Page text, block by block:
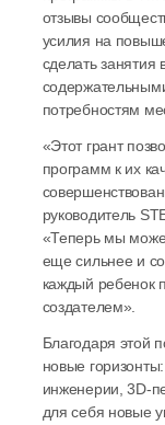
отзывы
усилия на
сделать
потребностям
«Этот грант
программ к их
руководитель
«Теперь мы
еще сильнее и
каждый ребенок
создателем».
Благодаря этой
новые
инженерии, 3D-
для себя новые